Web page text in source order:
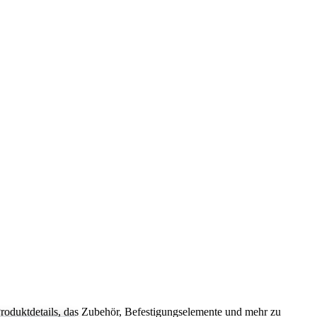
das Zubehör, Befestigungselemente und mehr zu